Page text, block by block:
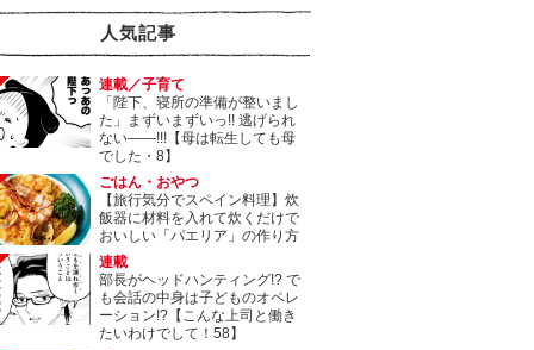
人気記事
連載／子育て
「陛下、寝所の準備が整いまし
た」まずいまずいっ!! 逃げられ
ない――!!!【母は転生しても母
でした・8】
ごはん・おやつ
【旅行気分でスペイン料理】炊
飯器に材料を入れて炊くだけで
おいしい「パエリア」の作り方
連載
部長がヘッドハンティング!? で
も会話の中身は子どものオペレ
ーション!?【こんな上司と働き
たいわけでして！58】